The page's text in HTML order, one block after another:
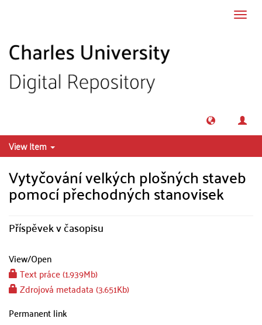
View Item
Vytyčování velkých plošných staveb
pomocí přechodných stanovisek
Příspěvek v časopisu
View/Open
Text práce (1.939Mb)
Zdrojová metadata (3.651Kb)
Permanent link